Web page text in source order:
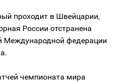
проходит в Швейцарии,
России отстранена
Международной федерации
чемпионата мира